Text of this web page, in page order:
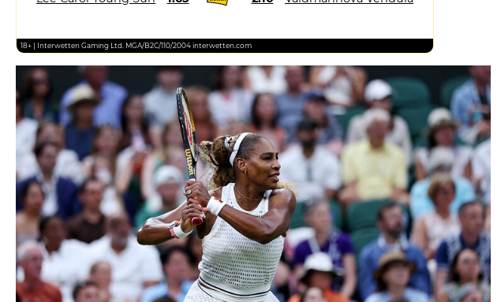
18+ | Interwetten Gaming Ltd. MGA/B2C/110/2004 interwetten.com